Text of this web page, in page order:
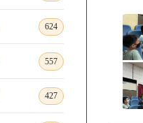
624
557
427